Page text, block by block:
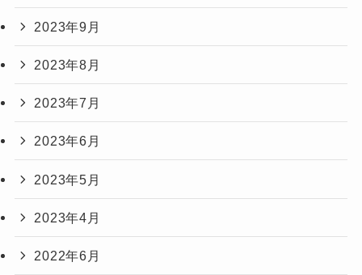
2023年9月
2023年8月
2023年7月
2023年6月
2023年5月
2023年4月
2022年6月